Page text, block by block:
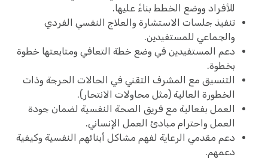
للأفراد ووضع الخطط بناءً عليها.
تنفيذ جلسات الاستشارة والعلاج النفسي الفردي
والجماعي للمستفيدين.
دعم المستفيدين في وضع خطة التعافي ومتابعتها خطوة
بخطوة.
التنسيق مع المشرف التقني في الحالات الحرجة وذات
الخطورة العالية (مثل محاولات الانتحار).
العمل بفعالية مع فريق الصحة النفسية لضمان جودة
العمل واحترام مبادئ العمل الإنساني.
دعم مقدمي الرعاية لفهم مشاكل أبنائهم النفسية وكيفية
دعمهم.